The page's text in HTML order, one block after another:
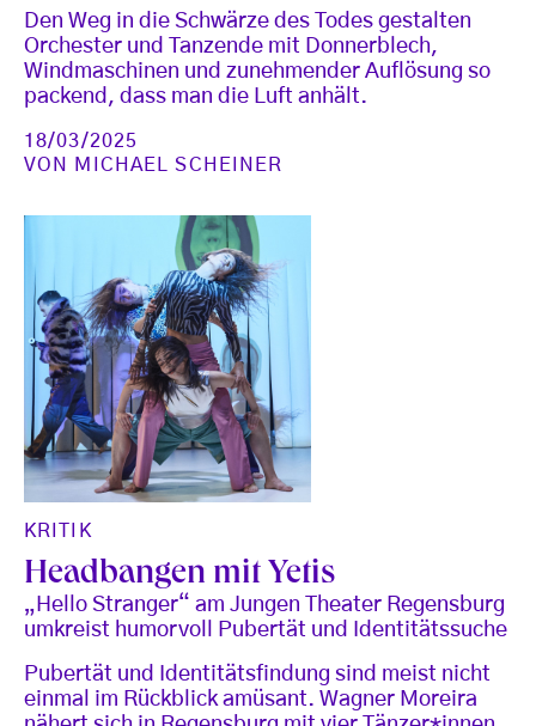
Den Weg in die Schwärze des Todes gestalten
Orchester und Tanzende mit Donnerblech,
Windmaschinen und zunehmender Auflösung so
packend, dass man die Luft anhält.
18/03/2025
VON MICHAEL SCHEINER
KRITIK
Headbangen mit Yetis
„Hello Stranger“ am Jungen Theater Regensburg
umkreist humorvoll Pubertät und Identitätssuche
Pubertät und Identitätsfindung sind meist nicht
einmal im Rückblick amüsant. Wagner Moreira